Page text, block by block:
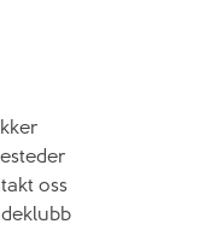
oss